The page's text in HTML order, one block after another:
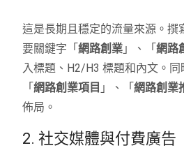
這是長期且穩定的流量來源。撰
要關鍵字「網路創業 」、「網路
入標題、H2/H3 標題和內文。
「網路創業項目 」、「網路創業
佈局。
2. 社交媒體與付費廣告